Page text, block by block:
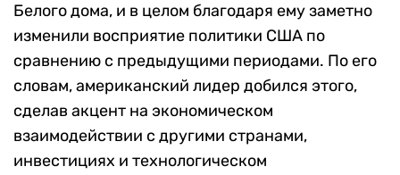
Белого дома, и в целом благодаря ему заметно
изменили восприятие политики США по
сравнению с предыдущими периодами. По его
словам, американский лидер добился этого,
сделав акцент на экономическом
взаимодействии с другими странами,
инвестициях и технологическом